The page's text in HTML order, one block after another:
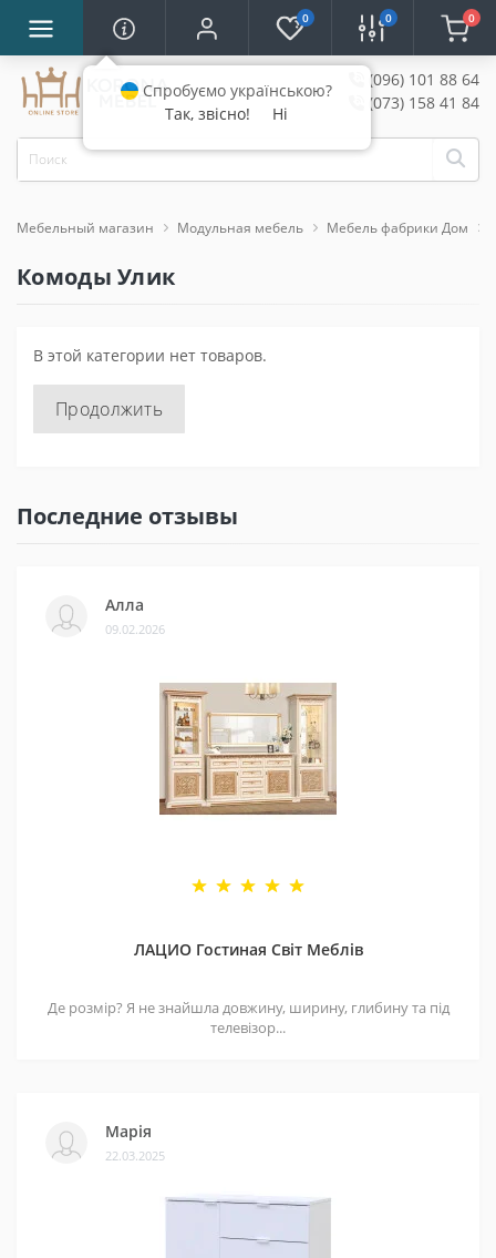
0 0 0
(096) 101 88 64
(073) 158 41 84
Мебельный магазин Модульная мебель Мебель фабрики Дом
Комоды Улик
В этой категории нет товаров.
Продолжить
Последние отзывы
Алла
09.02.2026
ЛАЦИО Гостиная Світ Меблів
Де розмір? Я не знайшла довжину, ширину, глибину та під
телевізор...
Марія
22.03.2025
Спробуємо українською?
Так, звісно!
Ні